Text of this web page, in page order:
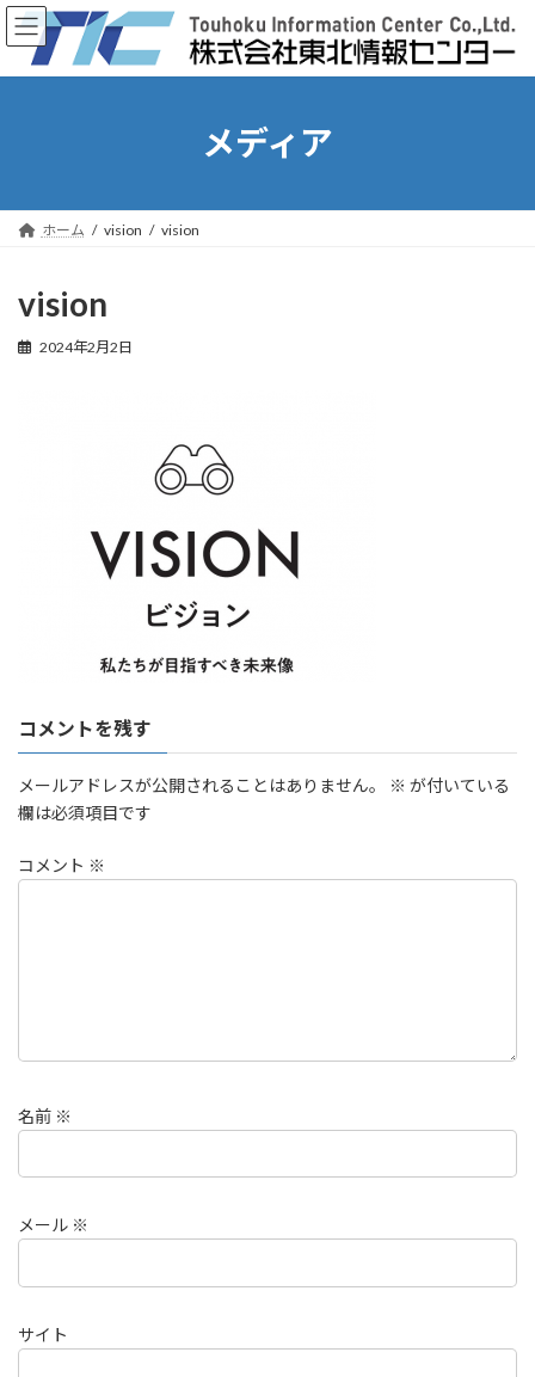
コ
ン
ン
ナ
ビ
ー
メディア
ホーム vision vision
vision
2024年2月2日
コメントを残す
メールアドレスが公開されることはありません。 ※ が付いている
欄は必須項目です
コメント ※
名前 ※
メール ※
サイト